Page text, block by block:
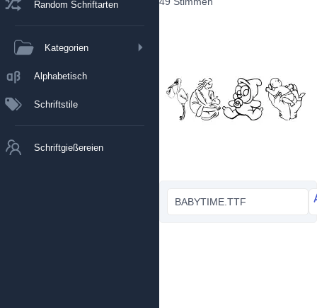
Random Schriftarten
Kategorien
Alphabetisch
Schriftstile
Schriftgießereien
BABYTIME.TTF